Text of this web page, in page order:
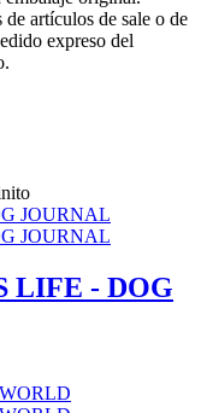
de artículos de sale o de
expreso del
LIFE - DOG